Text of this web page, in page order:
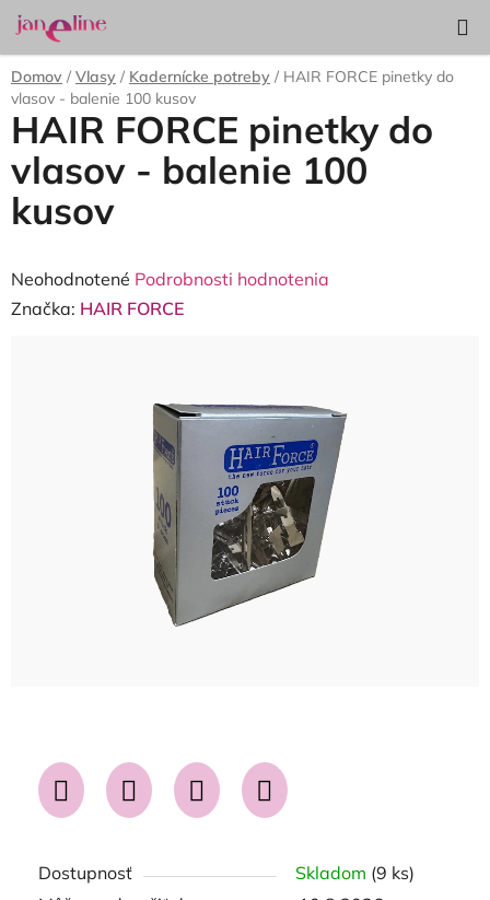
Prejsť
na
obsah
KOŠÍK
Domov / Vlasy / Kadernícke potreby / HAIR FORCE pinetky do
vlasov - balenie 100 kusov
Dostupnosť Skladom (9 ks)
HAIR FORCE pinetky do
vlasov - balenie 100
kusov
Priemerné
hodnotenie
Neohodnotené Podrobnosti hodnotenia
Značka: HAIR FORCE